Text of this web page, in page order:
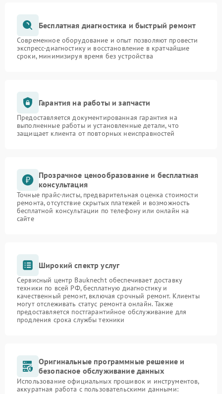
Бесплатная диагностика и быстрый ремонт
Современное оборудование и опыт позволяют провести
экспресс-диагностику и восстановление в кратчайшие
сроки, минимизируя время без устройства
Гарантия на работы и запчасти
Предоставляется документированная гарантия на
выполненные работы и установленные детали, что
защищает клиента от повторных неисправностей
Прозрачное ценообразование и бесплатная
консультация
Точные прайс-листы, предварительная оценка стоимости
ремонта, отсутствие скрытых платежей и возможность
бесплатной консультации по телефону или онлайн на
сайте
Широкий спектр услуг
Сервисный центр Bauknecht обеспечивает доставку
техники по всей РФ, бесплатную диагностику и
качественный ремонт, включая срочный ремонт. Клиенты
могут отслеживать статус ремонта онлайн. Также
предоставляется постгарантийное обслуживание для
продления срока службы техники
Оригинальные программные решение и
безопасное обслуживание данных
Использование официальных прошивок и инструментов,
аккуратная работа с пользовательскими данными: